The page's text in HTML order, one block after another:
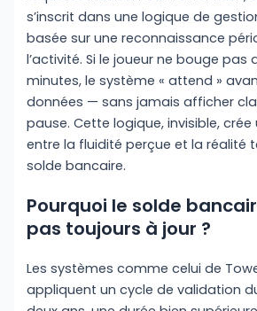
s’inscrit dans une logique de
basée sur une reconnaissance
l’activité. Si le joueur ne bouge pas
minutes, le système « attend »
données — sans jamais afficher
pause. Cette logique, invisible,
entre la fluidité perçue et la réalité
solde bancaire.
Pourquoi le solde
pas toujours à jour ?
Les systèmes comme celui de
appliquent un cycle de validation